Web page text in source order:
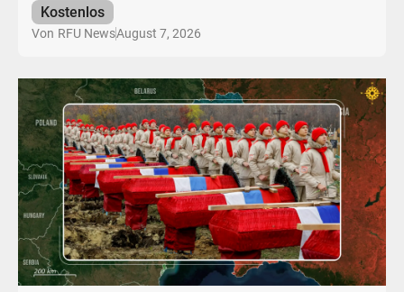
Kostenlos
Von RFU NewsAugust 7, 2026